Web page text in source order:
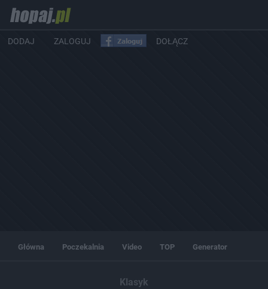
DODAJ ZALOGUJ DOŁĄCZ
Główna Poczekalnia Video TOP Generator
Klasyk